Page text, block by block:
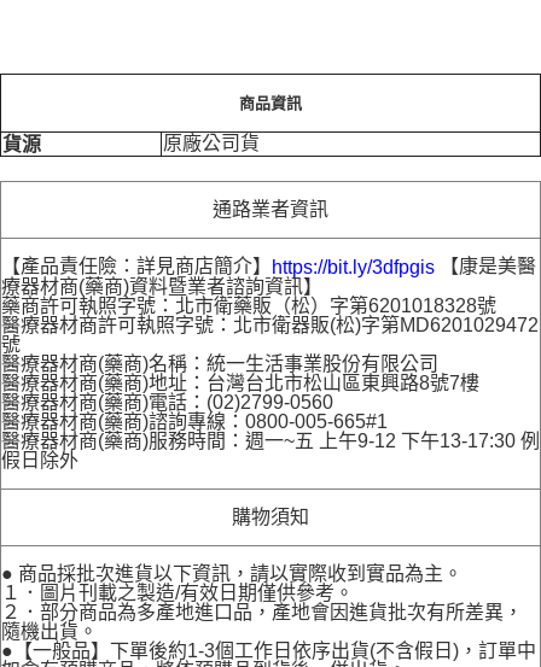
商品資訊
貨源 原廠公司貨
通路業者資訊
【產品責任險：詳見商店簡介】 https://bit.ly/3dfpgis 【康是美醫
療器材商(藥商)資料暨業者諮詢資訊】
藥商許可執照字號：北市衛藥販（松）字第6201018328號
醫療器材商許可執照字號：北市衛器販(松)字第MD6201029472
號
醫療器材商(藥商)名稱：統一生活事業股份有限公司
醫療器材商(藥商)地址：台灣台北市松山區東興路8號7樓
醫療器材商(藥商)電話：(02)2799-0560
醫療器材商(藥商)諮詢專線：0800-005-665#1
醫療器材商(藥商)服務時間：週一~五 上午9-12 下午13-17:30 例
假日除外
購物須知
● 商品採批次進貨以下資訊，請以實際收到實品為主。
１．圖片刊載之製造/有效日期僅供參考。
２．部分商品為多產地進口品，產地會因進貨批次有所差異，
隨機出貨。
●【一般品】下單後約1-3個工作日依序出貨(不含假日)，訂單中